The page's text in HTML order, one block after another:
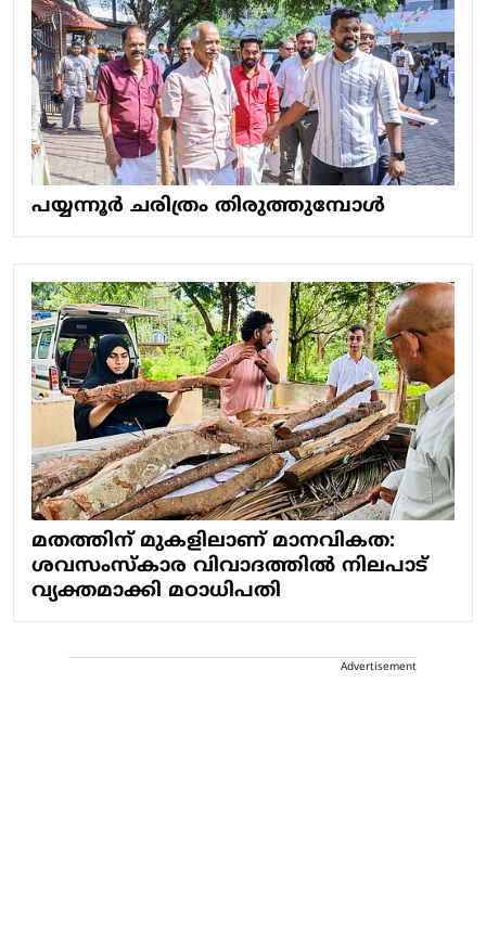
പയ്യന്നൂര്‍ ചരിത്രം തിരുത്തുമ്പോള്‍
മതത്തിന് മുകളിലാണ് മാനവികത:
ശവസംസ്‌കാര വിവാദത്തിൽ നിലപാട്
വ്യക്തമാക്കി മഠാധിപതി
Advertisement